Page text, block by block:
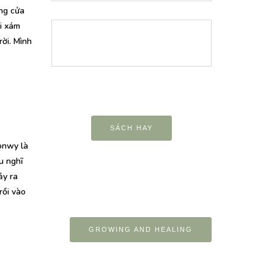
cửa
xám
Mình
là
nghĩ
ra
vào
SÁCH HAY
GROWING AND HEALING